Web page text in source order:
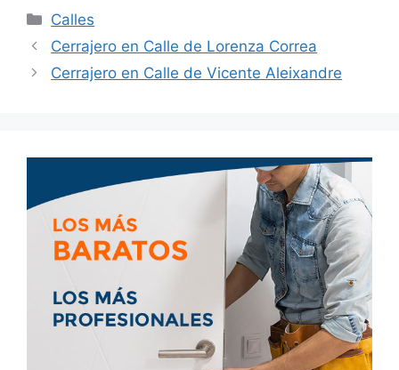
Calles
Cerrajero en Calle de Lorenza Correa
Cerrajero en Calle de Vicente Aleixandre